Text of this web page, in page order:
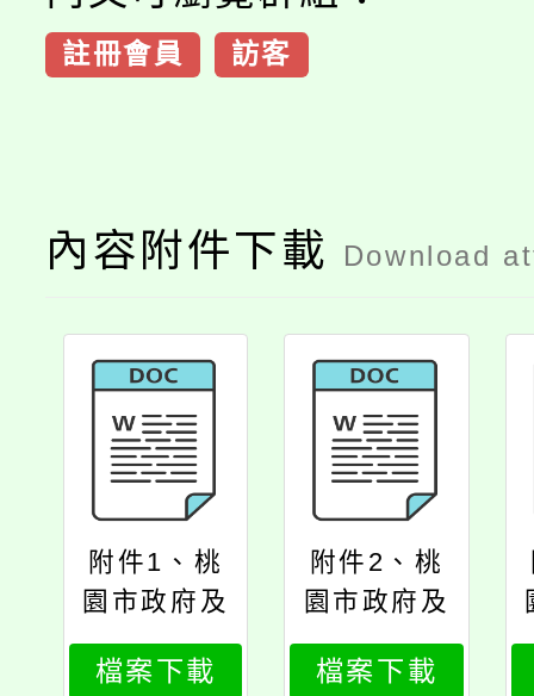
註冊會員 訪客
內容附件下載 Download
附件1、桃
園市政府及
所屬各機關
學校因公派
檔案下載
附件2、桃
園市政府及
所屬各機關
學校因公派
檔案下載